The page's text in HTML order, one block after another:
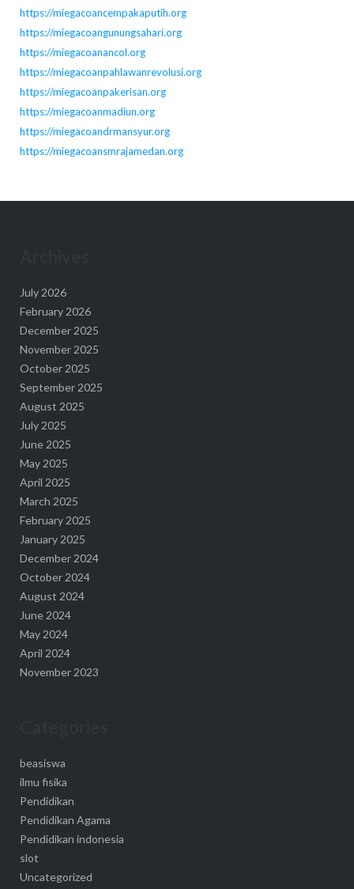
https://miegacoancempakaputih.org
https://miegacoangunungsahari.org
https://miegacoanancol.org
https://miegacoanpahlawanrevolusi.org
https://miegacoanpakerisan.org
https://miegacoanmadiun.org
https://miegacoandrmansyur.org
https://miegacoansmrajamedan.org
July 2026
February 2026
December 2025
November 2025
October 2025
September 2025
August 2025
July 2025
June 2025
May 2025
April 2025
March 2025
February 2025
January 2025
December 2024
October 2024
August 2024
June 2024
May 2024
April 2024
November 2023
beasiswa
ilmu fisika
Pendidikan
Pendidikan Agama
Pendidikan indonesia
slot
Uncategorized